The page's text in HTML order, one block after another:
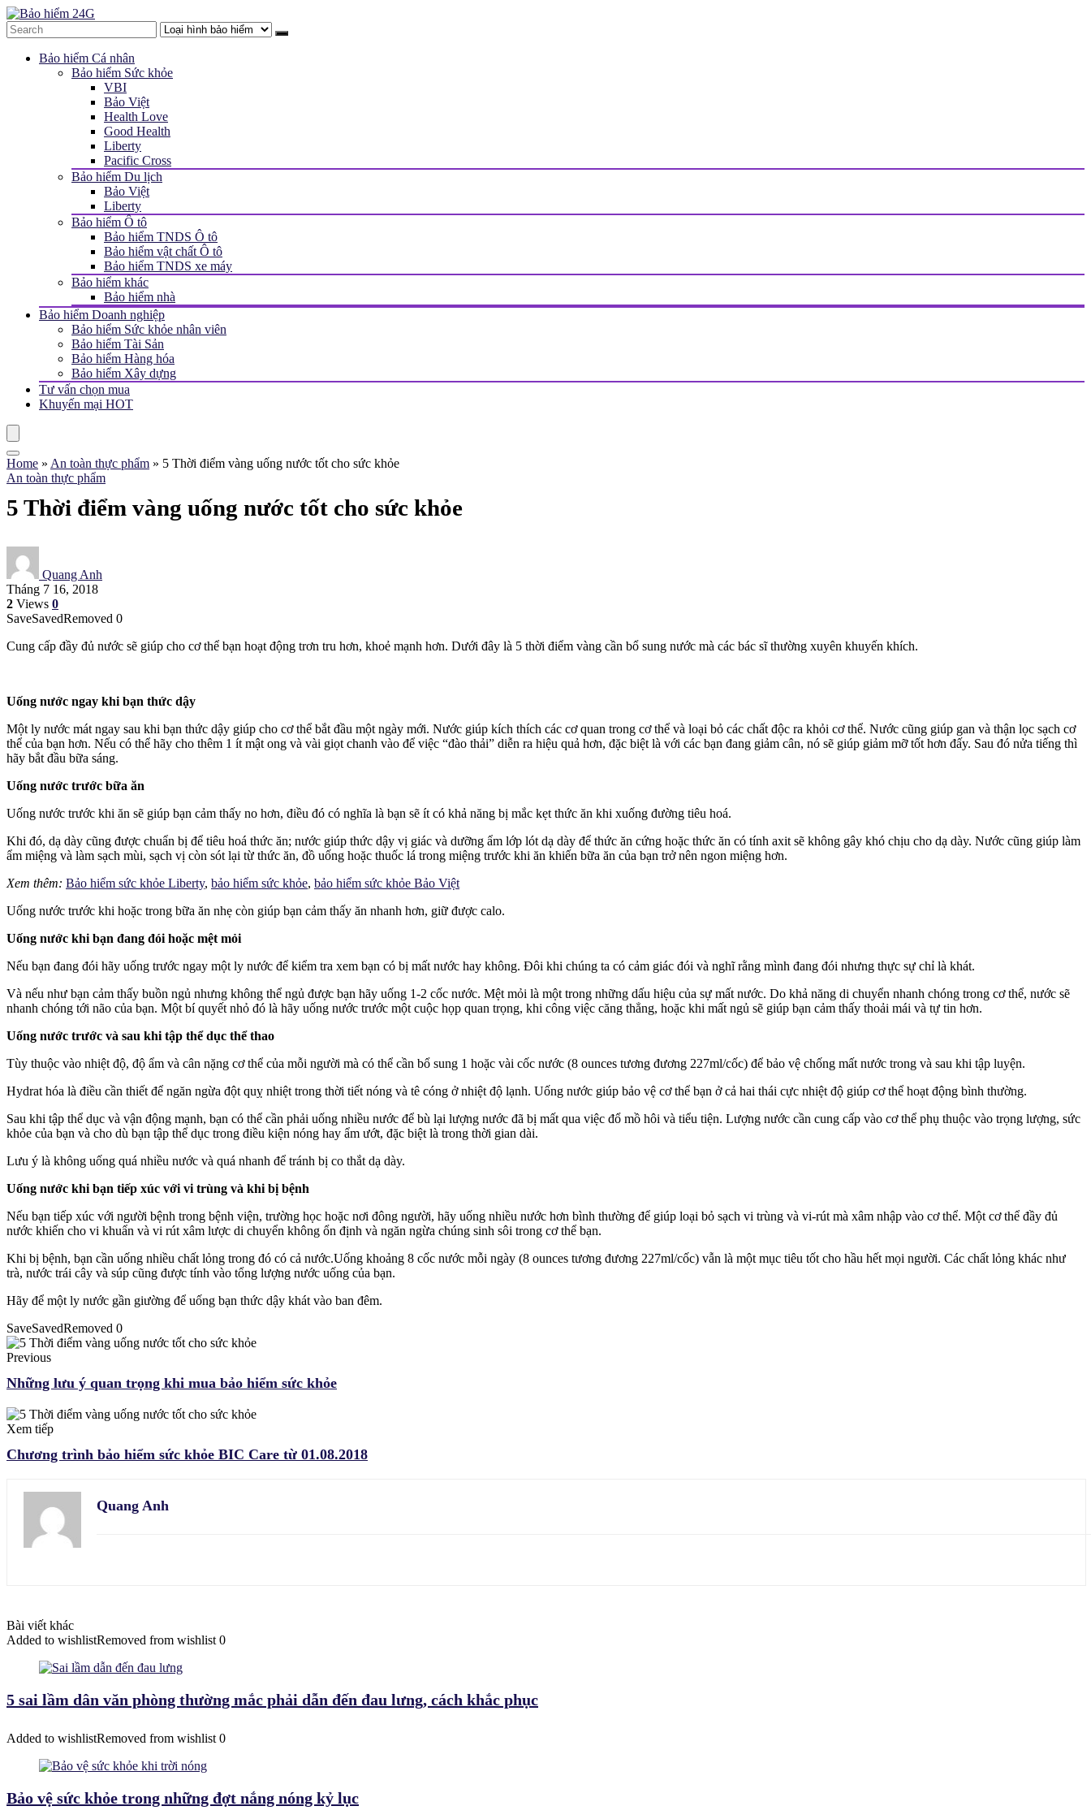
Bảo hiểm Cá nhân
Bảo hiểm Sức khỏe
VBI
Bảo Việt
Health Love
Good Health
Liberty
Pacific Cross
Bảo hiểm Du lịch
Bảo Việt
Liberty
Bảo hiểm Ô tô
Bảo hiểm TNDS Ô tô
Bảo hiểm vật chất Ô tô
Bảo hiểm TNDS xe máy
Bảo hiểm khác
Bảo hiểm nhà
Bảo hiểm Doanh nghiệp
Bảo hiểm Sức khỏe nhân viên
Bảo hiểm Tài Sản
Bảo hiểm Hàng hóa
Bảo hiểm Xây dựng
Tư vấn chọn mua
Khuyến mại HOT
Home » An toàn thực phẩm » 5 Thời điểm vàng uống nước tốt cho sức khỏe
An toàn thực phẩm
5 Thời điểm vàng uống nước tốt cho sức khỏe
Quang Anh
Tháng 7 16, 2018
2 Views 0
SaveSavedRemoved 0
Cung cấp đầy đủ nước sẽ giúp cho cơ thể bạn hoạt động trơn tru hơn, khoẻ mạnh hơn. Dưới đây là 5 thời điểm vàng cần bổ sung nước mà các bác sĩ thường xuyên khuyến khích.
Uống nước ngay khi bạn thức dậy
Một ly nước mát ngay sau khi bạn thức dậy giúp cho cơ thể bắt đầu một ngày mới. Nước giúp kích thích các cơ quan trong cơ thể và loại bỏ các chất độc ra khỏi cơ thể. Nước cũng giúp gan và thận lọc sạch cơ
thể của bạn hơn. Nếu có thể hãy cho thêm 1 ít mật ong và vài giọt chanh vào để việc “đào thải” diễn ra hiệu quả hơn, đặc biệt là với các bạn đang giảm cân, nó sẽ giúp giảm mỡ tốt hơn đấy. Sau đó nửa tiếng thì
hãy bắt đầu bữa sáng.
Uống nước trước bữa ăn
Uống nước trước khi ăn sẽ giúp bạn cảm thấy no hơn, điều đó có nghĩa là bạn sẽ ít có khả năng bị mắc kẹt thức ăn khi xuống đường tiêu hoá.
Khi đó, dạ dày cũng được chuẩn bị để tiêu hoá thức ăn; nước giúp thức dậy vị giác và dưỡng ẩm lớp lót dạ dày để thức ăn cứng hoặc thức ăn có tính axit sẽ không gây khó chịu cho dạ dày. Nước cũng giúp làm
ẩm miệng và làm sạch mùi, sạch vị còn sót lại từ thức ăn, đồ uống hoặc thuốc lá trong miệng trước khi ăn khiến bữa ăn của bạn trở nên ngon miệng hơn.
Xem thêm: Bảo hiểm sức khỏe Liberty, bảo hiểm sức khỏe, bảo hiểm sức khỏe Bảo Việt
Uống nước trước khi hoặc trong bữa ăn nhẹ còn giúp bạn cảm thấy ăn nhanh hơn, giữ được calo.
Uống nước khi bạn đang đói hoặc mệt mỏi
Nếu bạn đang đói hãy uống trước ngay một ly nước để kiểm tra xem bạn có bị mất nước hay không. Đôi khi chúng ta có cảm giác đói và nghĩ rằng mình đang đói nhưng thực sự chỉ là khát.
Và nếu như bạn cảm thấy buồn ngủ nhưng không thể ngủ được bạn hãy uống 1-2 cốc nước. Mệt mỏi là một trong những dấu hiệu của sự mất nước. Do khả năng di chuyển nhanh chóng trong cơ thể, nước sẽ
nhanh chóng tới não của bạn. Một bí quyết nhỏ đó là hãy uống nước trước một cuộc họp quan trọng, khi công việc căng thẳng, hoặc khi mất ngủ sẽ giúp bạn cảm thấy thoải mái và tự tin hơn.
Uống nước trước và sau khi tập thể dục thể thao
Tùy thuộc vào nhiệt độ, độ ẩm và cân nặng cơ thể của mỗi người mà có thể cần bổ sung 1 hoặc vài cốc nước (8 ounces tương đương 227ml/cốc) để bảo vệ chống mất nước trong và sau khi tập luyện.
Hydrat hóa là điều cần thiết để ngăn ngừa đột quỵ nhiệt trong thời tiết nóng và tê cóng ở nhiệt độ lạnh. Uống nước giúp bảo vệ cơ thể bạn ở cả hai thái cực nhiệt độ giúp cơ thể hoạt động bình thường.
Sau khi tập thể dục và vận động mạnh, bạn có thể cần phải uống nhiều nước để bù lại lượng nước đã bị mất qua việc đổ mồ hôi và tiểu tiện. Lượng nước cần cung cấp vào cơ thể phụ thuộc vào trọng lượng, sức
khỏe của bạn và cho dù bạn tập thể dục trong điều kiện nóng hay ẩm ướt, đặc biệt là trong thời gian dài.
Lưu ý là không uống quá nhiều nước và quá nhanh để tránh bị co thắt dạ dày.
Uống nước khi bạn tiếp xúc với vi trùng và khi bị bệnh
Nếu bạn tiếp xúc với người bệnh trong bệnh viện, trường học hoặc nơi đông người, hãy uống nhiều nước hơn bình thường để giúp loại bỏ sạch vi trùng và vi-rút mà xâm nhập vào cơ thể. Một cơ thể đầy đủ
nước khiến cho vi khuẩn và vi rút xâm lược di chuyển không ổn định và ngăn ngừa chúng sinh sôi trong cơ thể bạn.
Khi bị bệnh, bạn cần uống nhiều chất lỏng trong đó có cả nước.Uống khoảng 8 cốc nước mỗi ngày (8 ounces tương đương 227ml/cốc) vẫn là một mục tiêu tốt cho hầu hết mọi người. Các chất lỏng khác như
trà, nước trái cây và súp cũng được tính vào tổng lượng nước uống của bạn.
Hãy để một ly nước gần giường để uống bạn thức dậy khát vào ban đêm.
SaveSavedRemoved 0
Previous
Những lưu ý quan trọng khi mua bảo hiểm sức khỏe
Xem tiếp
Chương trình bảo hiểm sức khỏe BIC Care từ 01.08.2018
Quang Anh
Bài viết khác
Added to wishlistRemoved from wishlist 0
5 sai lầm dân văn phòng thường mắc phải dẫn đến đau lưng, cách khắc phục
Added to wishlistRemoved from wishlist 0
Bảo vệ sức khỏe trong những đợt nắng nóng kỷ lục